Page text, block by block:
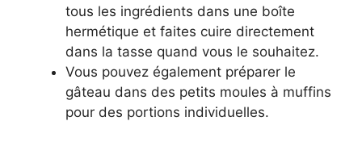
tous les ingrédients dans une boîte
hermétique et faites cuire directement
dans la tasse quand vous le souhaitez.
Vous pouvez également préparer le
gâteau dans des petits moules à muffins
pour des portions individuelles.